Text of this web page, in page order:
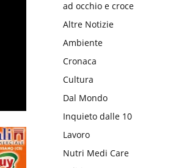
ad occhio e croce
Altre Notizie
Ambiente
Cronaca
Cultura
Dal Mondo
Inquieto dalle 10
Lavoro
Nutri Medi Care